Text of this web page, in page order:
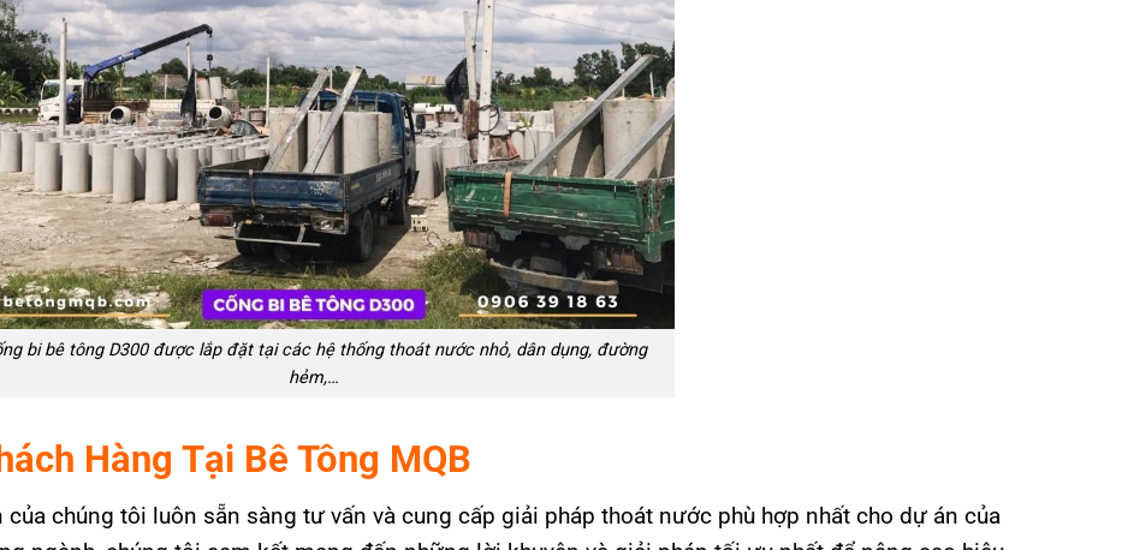
bi bê tông D300 được lắp đặt tại các hệ thống thoát nước nhỏ, dân dụng, đường
hẻm,…
Hàng Tại Bê Tông MQB
chúng tôi luôn sẵn sàng tư vấn và cung cấp giải pháp thoát nước phù hợp nhất cho dự án của